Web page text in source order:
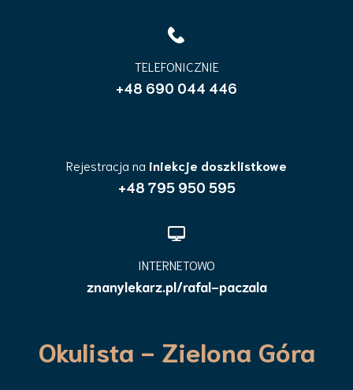
TELEFONICZNIE
+48 690 044 446
Rejestracja na iniekcje doszklistkowe
+48 795 950 595
INTERNETOWO
znanylekarz.pl/rafal-paczala
Okulista - Zielona Góra